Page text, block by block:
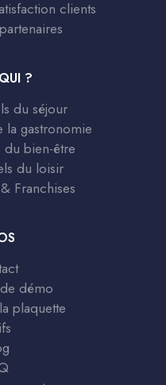
clients
?
du séjour
la gastronomie
du bien-être
du loisir
Franchises
démo
plaquette